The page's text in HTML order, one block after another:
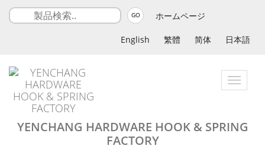
GO ホームページ
English 繁體 简体 日本語
Toggle
YENCHANG HARDWARE HOOK & SPRING
FACTORY